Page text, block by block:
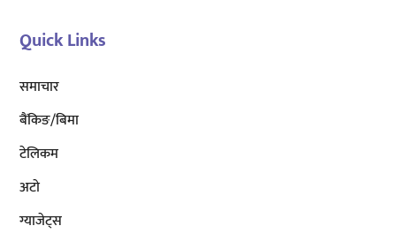
Quick Links
समाचार
बैंकिङ/बिमा
टेलिकम
अटाे
ग्याजेट्स